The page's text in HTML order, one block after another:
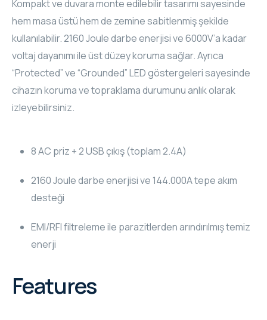
ELAC
CORE
INSPINIA
CORE
INSPINIA
RHOMBUS
RHOMBUS
Kompakt ve duvara monte edilebilir tasarımı sayesinde
hem masa üstü hem de zemine sabitlenmiş şekilde
kullanılabilir. 2160 Joule darbe enerjisi ve 6000V’a kadar
voltaj dayanımı ile üst düzey koruma sağlar. Ayrıca
“Protected” ve “Grounded” LED göstergeleri sayesinde
cihazın koruma ve topraklama durumunu anlık olarak
izleyebilirsiniz.
8 AC priz + 2 USB çıkış (toplam 2.4A)
2160 Joule darbe enerjisi ve 144.000A tepe akım
desteği
EMI/RFI filtreleme ile parazitlerden arındırılmış temiz
enerji
Features